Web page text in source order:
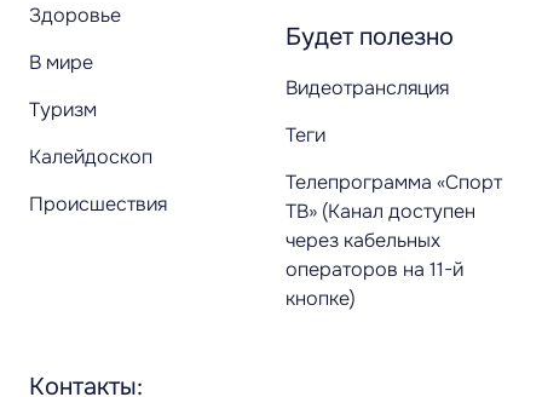
Здоровье
В мире
Туризм
Калейдоскоп
Происшествия
Будет полезно
Видеотрансляция
Теги
Телепрограмма «Спорт
ТВ» (Канал доступен
через кабельных
операторов на 11-й
кнопке)
Контакты: